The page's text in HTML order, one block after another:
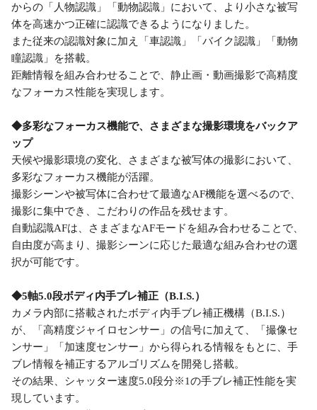
からの「人物認識」「動物認識」において、より小さな被写
体を高速かつ正確に認識できるようになりました。
また従来の認識対象に加え「車認識」「バイク認識」「動物
瞳認識」を搭載。
距離情報を組み合わせることで、静止画・動画撮影で高精度
なフォーカス性能を実現します。
◆多彩なフォーカス機能で、さまざまな撮影環境をバックア
ップ
天候や撮影環境の変化、さまざまな被写体の撮影において、
多彩なフォーカス機能が活躍。
撮影シーンや被写体に合わせて最適なAF機能を選べるので、
撮影に集中でき、こだわりの作品を残せます。
自動認識AFは、さまざまなAFモードを組み合わせることで、
自由度が高まり、撮影シーンに応じた最適な組み合わせの選
択が可能です。
◆5軸5.0段ボディ内手ブレ補正（B.I.S.）
カメラ内部に搭載されたボディ内手ブレ補正機構（B.I.S.）
が、「高精度ジャイロセンサー」の信号に加えて、「撮像セ
ンサー」「加速度センサー」から得られる情報をもとに、手
ブレ情報を補正するアルゴリズムを開発し搭載。
その結果、シャッター速度5.0段分※1の手ブレ補正性能を実
現しています。